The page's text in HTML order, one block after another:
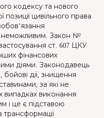
кодексу та нового
цивільного права
неможливим. Закон №
ст. 607 ЦКУ
фінансових
діями. Законодавець
бойові дії, знищення
за які не
випадках виконання
і це є підставою